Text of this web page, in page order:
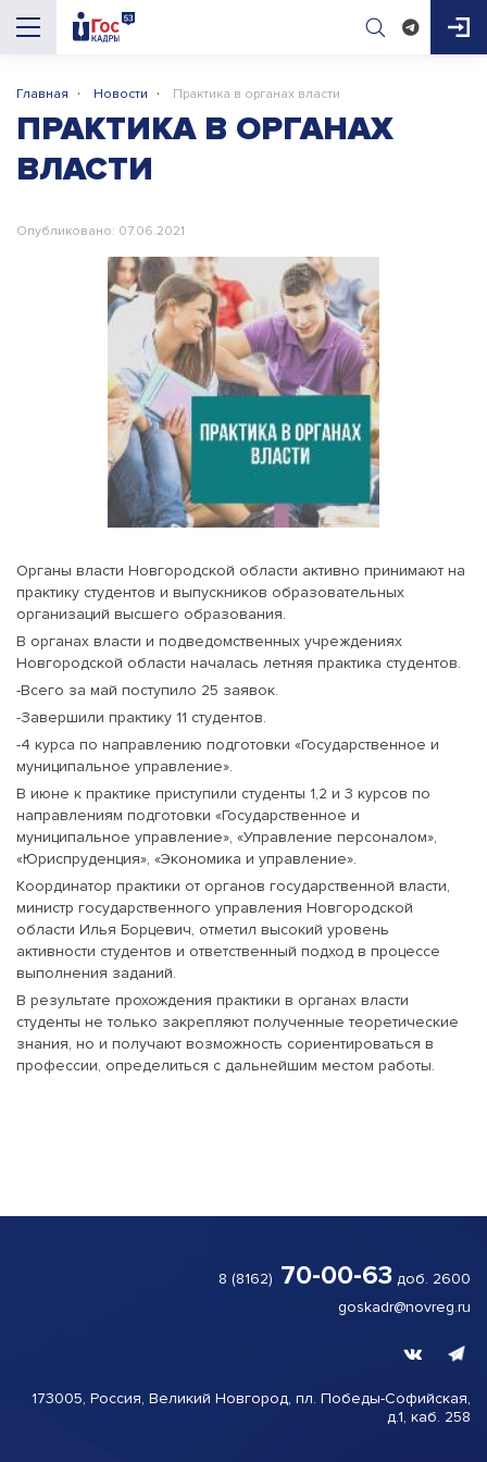
Главная · Новости · Практика в органах власти
ПРАКТИКА В ОРГАНАХ
ВЛАСТИ
Опубликовано: 07.06.2021
Органы власти Новгородской области активно принимают на
практику студентов и выпускников образовательных
организаций высшего образования.
В органах власти и подведомственных учреждениях
Новгородской области началась летняя практика студентов.
-Всего за май поступило 25 заявок.
-Завершили практику 11 студентов.
-4 курса по направлению подготовки «Государственное и
муниципальное управление».
В июне к практике приступили студенты 1,2 и 3 курсов по
направлениям подготовки «Государственное и
муниципальное управление», «Управление персоналом»,
«Юриспруденция», «Экономика и управление».
Координатор практики от органов государственной власти,
министр государственного управления Новгородской
области Илья Борцевич, отметил высокий уровень
активности студентов и ответственный подход в процессе
выполнения заданий.
В результате прохождения практики в органах власти
студенты не только закрепляют полученные теоретические
знания, но и получают возможность сориентироваться в
профессии, определиться с дальнейшим местом работы.
8 (8162) 70-00-63 доб. 2600
goskadr@novreg.ru
173005, Россия, Великий Новгород, пл. Победы-Софийская,
д.1, каб. 258
AI-помощник
ГосКадры53
вакансии, конкурсы, документы для приёма
на работу и обучение. Чем помочь?